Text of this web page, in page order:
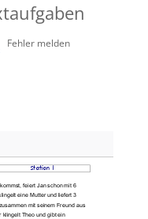
Fehler melden
Station 1
feiert Jan schon mit 6
eine Mutter und liefert 3
mit seinem Freund aus
klingelt Theo und gibt ein